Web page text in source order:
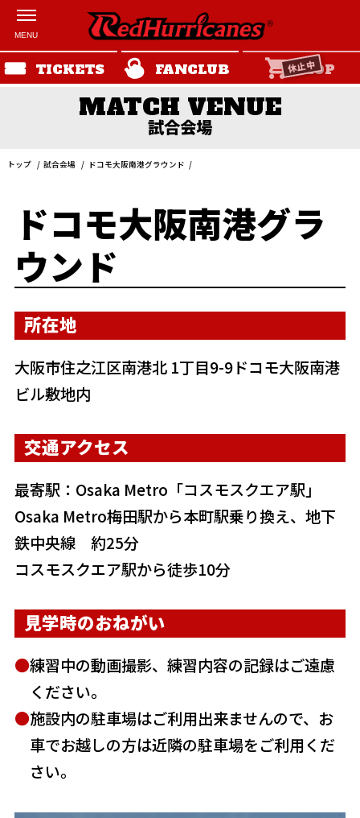
TICKETS FANCLUB SHOP
休止中
試合会場
トップ 試合会場 ドコモ大阪南港グラウンド
ドコモ大阪南港グラ
ウンド
所在地
大阪市住之江区南港北 1丁目9-9ドコモ大阪南港
ビル敷地内
交通アクセス
最寄駅：Osaka Metro「コスモスクエア駅」
Osaka Metro梅田駅から本町駅乗り換え、地下
鉄中央線 約25分
コスモスクエア駅から徒歩10分
見学時のおねがい
練習中の動画撮影、練習内容の記録はご遠慮
ください。
施設内の駐車場はご利用出来ませんので、お
車でお越しの方は近隣の駐車場をご利用くだ
さい。